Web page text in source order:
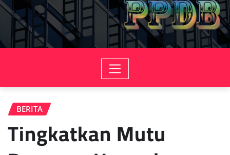
BERITA
Tingkatkan Mutu